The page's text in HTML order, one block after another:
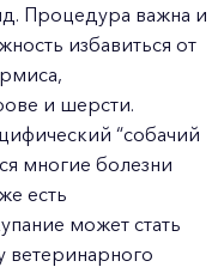
Процедура важна и
избавиться от
и шерсти.
“собачий
многие болезни
есть
может стать
ветеринарного